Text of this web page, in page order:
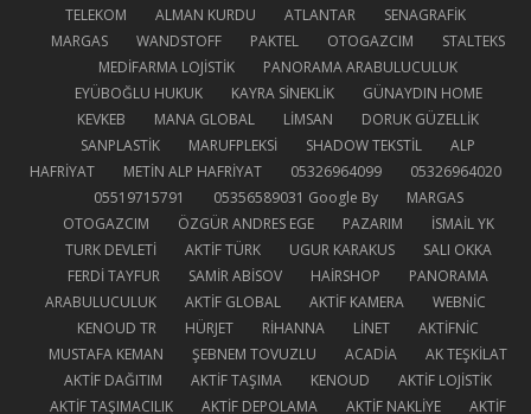
TELEKOM
ALMAN KURDU ATLANTAR
SENAGRAFİK
MARGAS
WANDSTOFF PAKTEL OTOGAZCIM
STALTEKS
MEDİFARMA LOJİSTİK
PANORAMA ARABULUCULUK
EYÜBOĞLU HUKUK
KAYRA SİNEKLİK
GÜNAYDIN HOME
KEVKEB
MANA GLOBAL LİMSAN
DORUK GÜZELLİK
SANPLASTİK
MARUFPLEKSİ SHADOW TEKSTİL
ALP
HAFRİYAT
METİN ALP HAFRİYAT 05326964099
05326964020
05519715791
05356589031 Google By
MARGAS
OTOGAZCIM
ÖZGÜR ANDRES EGE PAZARIM
İSMAİL YK
TURK DEVLETİ
AKTİF TÜRK UGUR KARAKUS
SALI OKKA
FERDİ TAYFUR
SAMİR ABİSOV HAİRSHOP
PANORAMA
ARABULUCULUK
AKTİF GLOBAL AKTİF KAMERA
WEBNİC
KENOUD TR
HÜRJET RİHANNA LİNET
AKTİFNİC
MUSTAFA KEMAN
ŞEBNEM TOVUZLU ACADİA
AK TEŞKİLAT
AKTİF DAĞITIM
AKTİF TAŞIMA KENOUD
AKTİF LOJİSTİK
AKTİF TAŞIMACILIK
AKTİF DEPOLAMA AKTİF NAKLİYE AKTİF